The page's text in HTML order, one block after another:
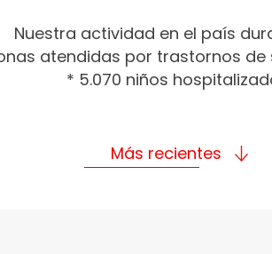
Nuestra actividad en el país
atendidas por trastornos de
* 5.070 niños
Más recientes